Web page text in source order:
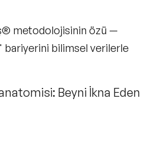
metodolojisinin özü —
bariyerini bilimsel verilerle
Beyni İkna Eden